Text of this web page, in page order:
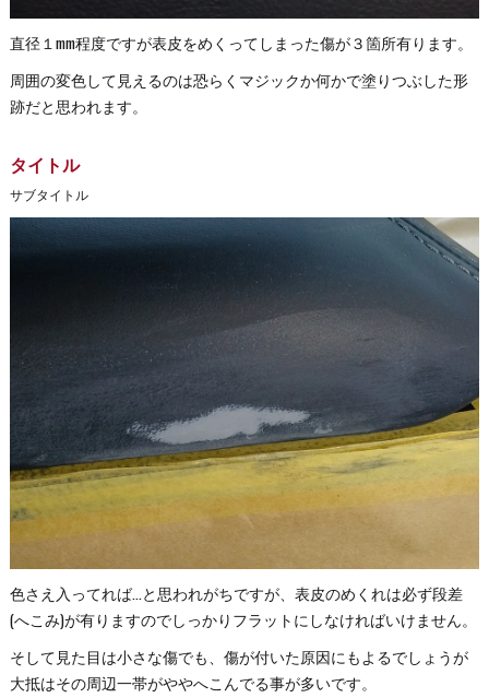
直径１mm程度ですが表皮をめくってしまった傷が３箇所有ります。
周囲の変色して見えるのは恐らくマジックか何かで塗りつぶした形
跡だと思われます。
タイトル
サブタイトル
色さえ入ってれば…と思われがちですが、表皮のめくれは必ず段差
(へこみ)が有りますのでしっかりフラットにしなければいけません。
そして見た目は小さな傷でも、傷が付いた原因にもよるでしょうが
大抵はその周辺一帯がややへこんでる事が多いです。